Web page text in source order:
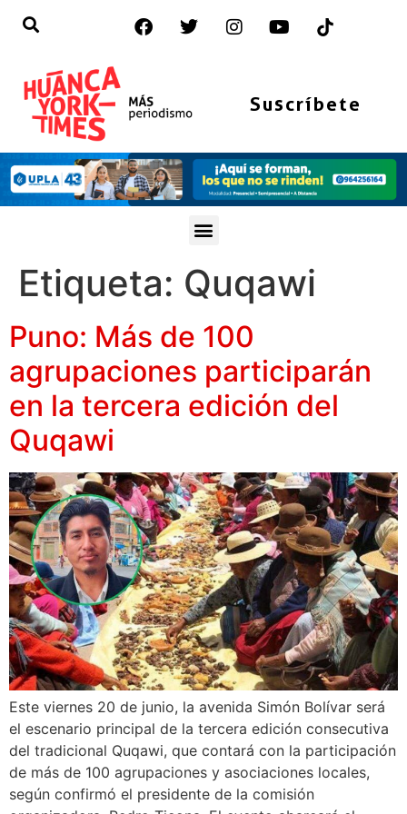
Suscríbete
Etiqueta: Quqawi
Puno: Más de 100
agrupaciones participarán
en la tercera edición del
Quqawi
Este viernes 20 de junio, la avenida Simón Bolívar será
el escenario principal de la tercera edición consecutiva
del tradicional Quqawi, que contará con la participación
de más de 100 agrupaciones y asociaciones locales,
según confirmó el presidente de la comisión